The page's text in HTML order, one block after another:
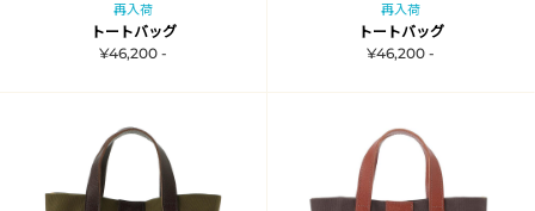
再入荷
トートバッグ
¥46,200 -
再入荷
トートバッグ
¥46,200 -